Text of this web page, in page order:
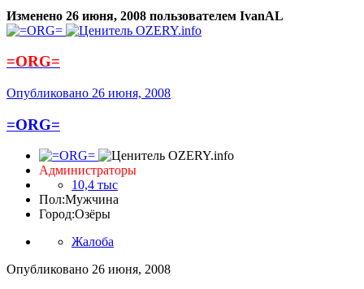
Изменено 26 июня, 2008 пользователем IvanAL
=ORG=
Опубликовано 26 июня, 2008
=ORG=
Администраторы
10,4 тыс
Пол:Мужчина
Город:Озёры
Жалоба
Опубликовано 26 июня, 2008